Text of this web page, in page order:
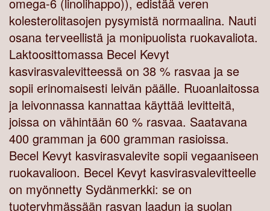
kolesterolitasojen pysymistä normaalina. Nauti
osana terveellistä ja monipuolista ruokavaliota.
Laktoosittomassa Becel Kevyt
kasvirasvalevitteessä on 38 % rasvaa ja se
sopii erinomaisesti leivän päälle. Ruoanlaitossa
ja leivonnassa kannattaa käyttää levitteitä,
joissa on vähintään 60 % rasvaa. Saatavana
400 gramman ja 600 gramman rasioissa.
Becel Kevyt kasvirasvalevite sopii vegaaniseen
ruokavalioon. Becel Kevyt kasvirasvalevitteelle
on myönnetty Sydänmerkki: se on
tuoteryhmässään rasvan laadun ja suolan